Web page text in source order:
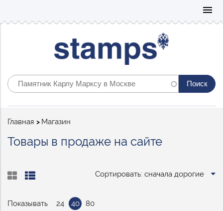
menu
Строка
Главная Магазин
Товары в продаже на сайте
Сортировать: сначала дорогие
Показывать 24 40 80